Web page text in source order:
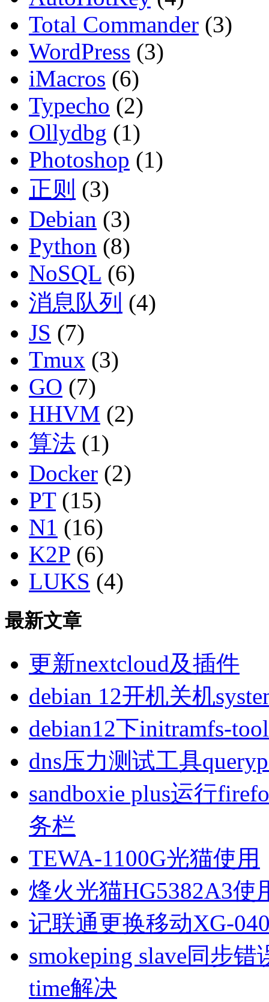
Total Commander (3)
WordPress (3)
iMacros (6)
Typecho (2)
Ollydbg (1)
Photoshop (1)
正则 (3)
Debian (3)
Python (8)
NoSQL (6)
消息队列 (4)
JS (7)
Tmux (3)
GO (7)
HHVM (2)
算法 (1)
Docker (2)
PT(15)
N1 (16)
K2P (6)
LUKS (4)
最新文章
更新nextcloud及插件
debian 12开机关机
debian12下initramfs-
dns压力测试工具
sandboxie plus运行
务栏
TEWA-1100G光猫使用
烽火光猫HG5382A3使
记联通更换移动XG-
smokeping slave同步错
time解决